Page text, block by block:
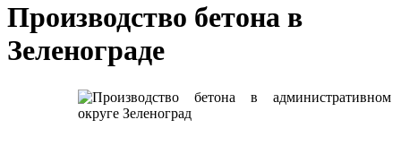
Производство бетона в
Зеленограде